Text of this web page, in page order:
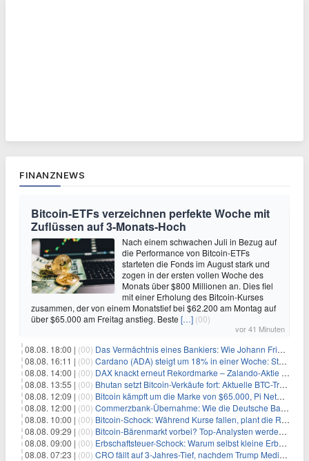
FINANZNEWS
Bitcoin-ETFs verzeichnen perfekte Woche mit
Zuflüssen auf 3-Monats-Hoch
Nach einem schwachen Juli in Bezug auf
die Performance von Bitcoin-ETFs
starteten die Fonds im August stark und
zogen in der ersten vollen Woche des
Monats über $800 Millionen an. Dies fiel
mit einer Erholung des Bitcoin-Kurses
zusammen, der von einem Monatstief bei $62.200 am Montag auf
über $65.000 am Freitag anstieg. Beste […] (00)
vor 41 Minuten
08.08. 18:00 | (00) Das Vermächtnis eines Bankiers: Wie Johann Friedrich Städel sein Imperium unsterblich machte
08.08. 16:11 | (00) Cardano (ADA) steigt um 18% in einer Woche: Steht ein Kurs von $0,30 bevor?
08.08. 14:00 | (00) DAX knackt erneut Rekordmarke – Zalando-Aktie crasht nach Quartalszahlen
08.08. 13:55 | (00) Bhutan setzt Bitcoin-Verkäufe fort: Aktuelle BTC-Transaktionen
08.08. 12:09 | (00) Bitcoin kämpft um die Marke von $65.000, Pi Network gewinnt an Unterstützung
08.08. 12:00 | (00) Commerzbank-Übernahme: Wie die Deutsche Bank im Schatten zum großen Gewinner wird
08.08. 10:00 | (00) Bitcoin-Schock: Während Kurse fallen, plant die Regierung die Steuer-Bombe
08.08. 09:29 | (00) Bitcoin-Bärenmarkt vorbei? Top-Analysten werden optimistisch, aber die Geschichte sagt etwas anderes
08.08. 09:00 | (00) Erbschaftsteuer-Schock: Warum selbst kleine Erbschaften den Fiskus Millionen kosten
08.08. 07:23 | (00) CRO fällt auf 3-Jahres-Tief, nachdem Trump Media zwei große Crypto.com-Deals storniert